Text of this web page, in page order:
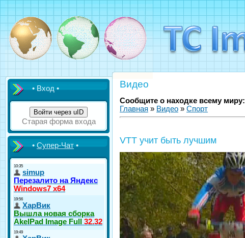
• Вход •
Войти через uID
Старая форма входа
•Супер-Чат•
Видео
Сообщите о находке всему миру:
Главная » Видео » Спорт
VTT учит быть лучшим